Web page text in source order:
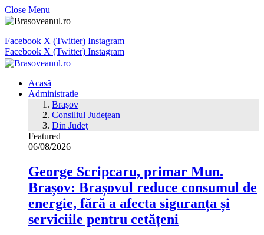
Close Menu
Facebook X (Twitter) Instagram
Facebook X (Twitter) Instagram
Acasă
Administratie
Braşov
Consiliul Judeţean
Din Judeţ
Featured
06/08/2026
George Scripcaru, primar Mun.
Brașov: Brașovul reduce consumul de
energie, fără a afecta siguranța și
serviciile pentru cetățeni